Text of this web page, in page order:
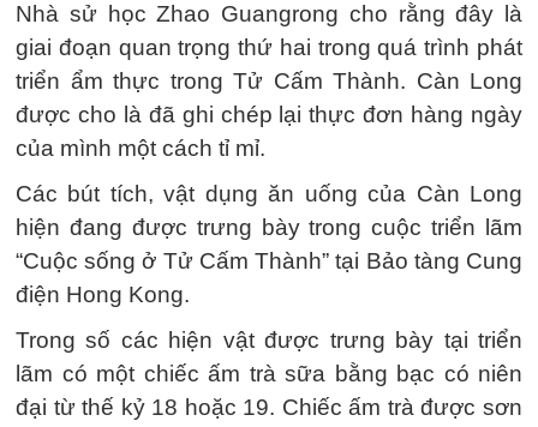
Nhà sử học Zhao Guangrong cho rằng đây là
giai đoạn quan trọng thứ hai trong quá trình phát
triển ẩm thực trong Tử Cấm Thành. Càn Long
được cho là đã ghi chép lại thực đơn hàng ngày
của mình một cách tỉ mỉ.
Các bút tích, vật dụng ăn uống của Càn Long
hiện đang được trưng bày trong cuộc triển lãm
“Cuộc sống ở Tử Cấm Thành” tại Bảo tàng Cung
điện Hong Kong.
Trong số các hiện vật được trưng bày tại triển
lãm có một chiếc ấm trà sữa bằng bạc có niên
đại từ thế kỷ 18 hoặc 19. Chiếc ấm trà được sơn